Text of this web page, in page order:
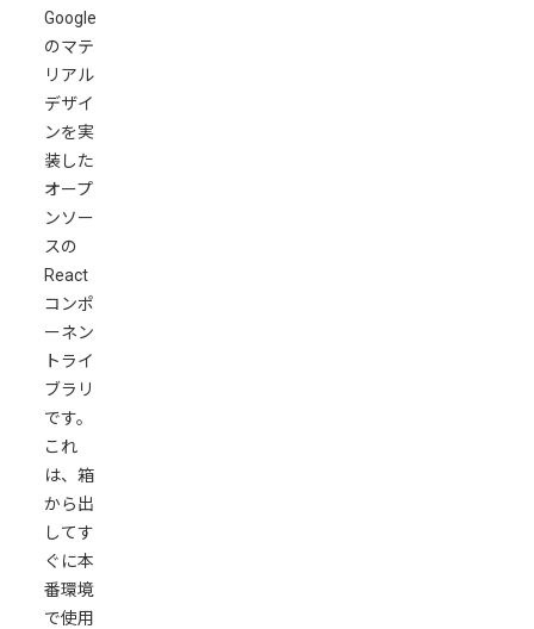
Google
のマテ
リアル
デザイ
ンを実
装した
オープ
ンソー
スの
React
コンポ
ーネン
トライ
ブラリ
です。
これ
は、箱
から出
してす
ぐに本
番環境
で使用